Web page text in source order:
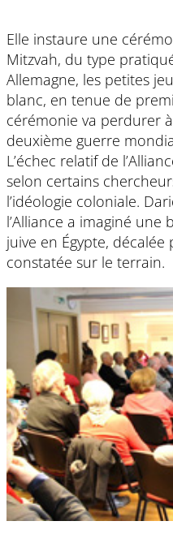
Elle instaure une
Mitzvah, du type
Allemagne, les petites
blanc, en tenue de
cérémonie va perdurer
deuxième guerre
L’échec relatif de
selon certains
l’idéologie coloniale.
l’Alliance a imaginé
juive en Égypte,
constatée sur le terrain.